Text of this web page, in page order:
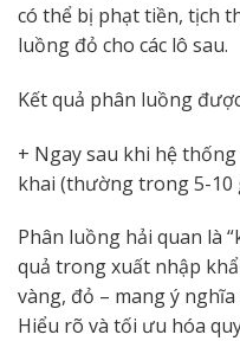
có thể bị phạt tiền, tịch
luồng đỏ cho các lô sau.
Kết quả phân luồng
+ Ngay sau khi hệ
khai (thường trong 5-10
Phân luồng hải quan là
quả trong xuất nhập
vàng, đỏ – mang ý
Hiểu rõ và tối ưu hóa